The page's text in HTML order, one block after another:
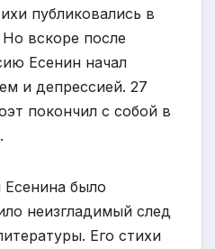
публиковались в
Но вскоре после
Есенин начал
и депрессией. 27
покончил с собой в
Есенина было
неизгладимый след
Его стихи